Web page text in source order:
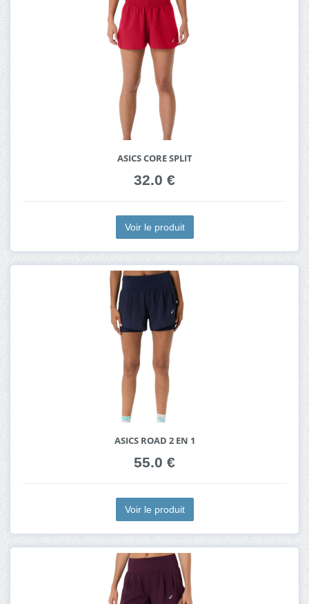
ASICS CORE SPLIT
32.0 €
Voir le produit
ASICS ROAD 2 EN 1
55.0 €
Voir le produit